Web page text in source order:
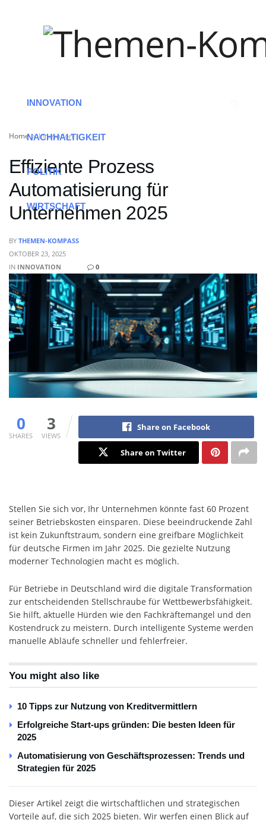
HOME
INNOVATION
NACHHALTIGKEIT
POLITIK
WIRTSCHAFT
Home Innovation
Effiziente Prozess
Automatisierung für
Unternehmen 2025
BY THEMEN-KOMPASS
OKTOBER 23, 2025
IN INNOVATION 0
0
SHARES
3
VIEWS
Share on Facebook
Share on Twitter
Stellen Sie sich vor, Ihr Unternehmen könnte fast 60 Prozent
seiner Betriebskosten einsparen. Diese beeindruckende Zahl
ist kein Zukunftstraum, sondern eine greifbare Möglichkeit
für deutsche Firmen im Jahr 2025. Die gezielte Nutzung
moderner Technologien macht es möglich.
Für Betriebe in Deutschland wird die digitale Transformation
zur entscheidenden Stellschraube für Wettbewerbsfähigkeit.
Sie hilft, aktuelle Hürden wie den Fachkräftemangel und den
Kostendruck zu meistern. Durch intelligente Systeme werden
manuelle Abläufe schneller und fehlerfreier.
You might also like
10 Tipps zur Nutzung von Kreditvermittlern
Erfolgreiche Start-ups gründen: Die besten Ideen für
2025
Automatisierung von Geschäftsprozessen: Trends und
Strategien für 2025
Dieser Artikel zeigt die wirtschaftlichen und strategischen
Vorteile auf, die sich 2025 bieten. Wir werfen einen Blick auf